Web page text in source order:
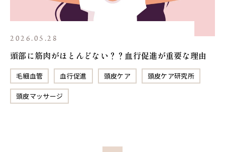
2026.05.28
頭部に筋肉がほとんどない？？血行促進が重要な理由
毛細血管 血行促進 頭皮ケア 頭皮ケア研究所
頭皮マッサージ